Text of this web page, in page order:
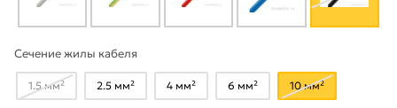
Сечение жилы кабеля
1.5 мм² 2.5 мм² 4 мм² 6 мм² 10 мм²